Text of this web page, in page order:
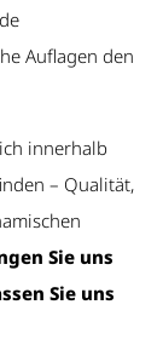
Auflagen den
innerhalb
– Qualität,
Sie uns
Sie uns